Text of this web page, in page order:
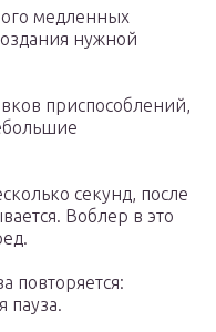
медленных
нужной
приспособлений,
секунд, после
Воблер в это
повторяется:
пауза.